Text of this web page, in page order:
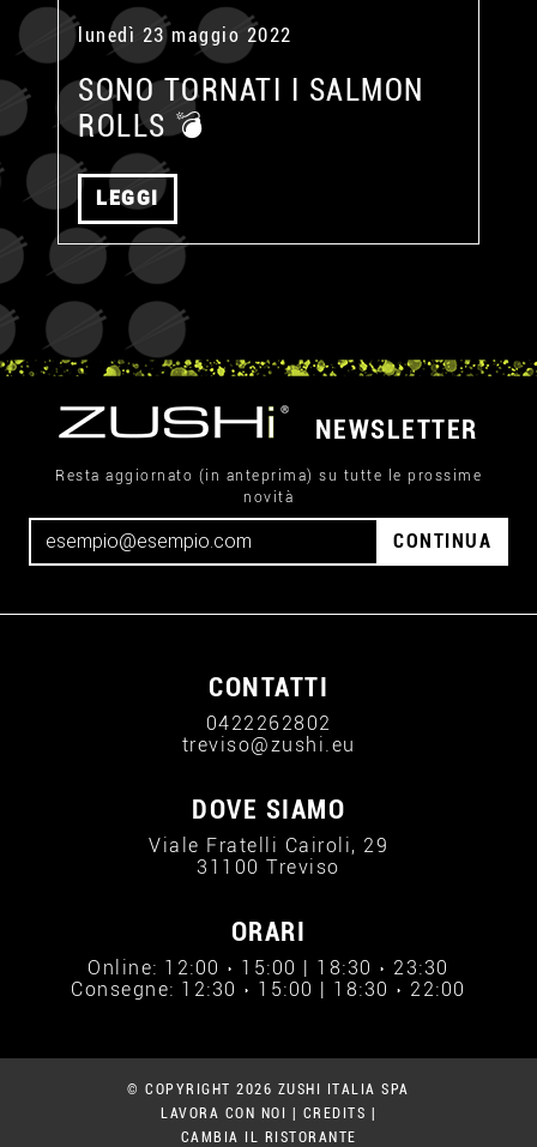
lunedì 23 maggio 2022
SONO TORNATI I SALMON
ROLLS 💣
LEGGI
NEWSLETTER
Resta aggiornato (in anteprima) su tutte le prossime
novità
CONTINUA
CONTATTI
0422262802
treviso@zushi.eu
DOVE SIAMO
Viale Fratelli Cairoli, 29
31100 Treviso
ORARI
Online: 12:00 › 15:00 | 18:30 › 23:30
Consegne: 12:30 › 15:00 | 18:30 › 22:00
© COPYRIGHT 2026 ZUSHI ITALIA SPA
LAVORA CON NOI | CREDITS |
CAMBIA IL RISTORANTE